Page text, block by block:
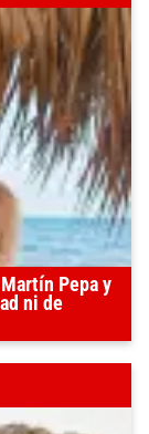
Pepa y
ni de